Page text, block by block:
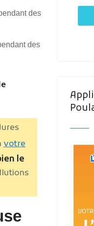
des
des
votre
le